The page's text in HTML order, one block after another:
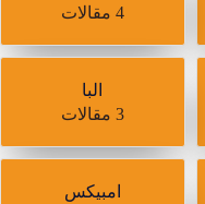
4 مقالات
البا
3 مقالات
امبيكس